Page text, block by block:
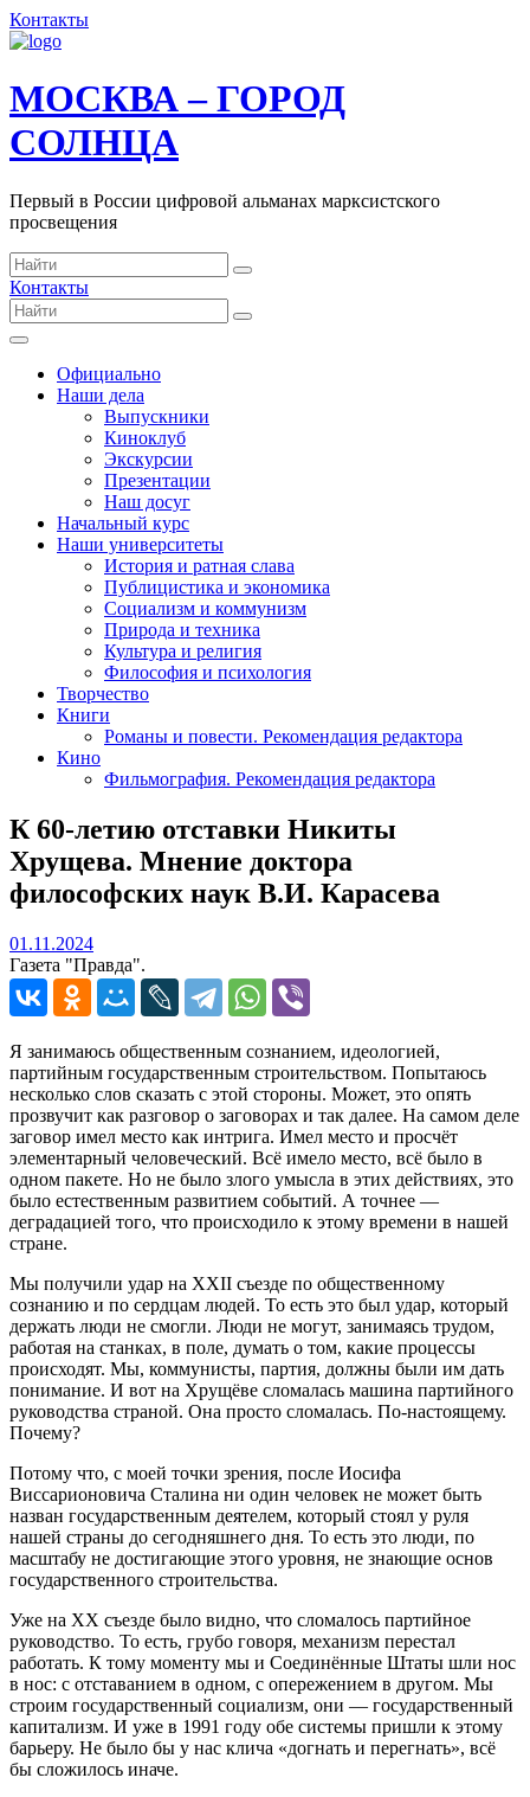
Контакты
МОСКВА – ГОРОД
СОЛНЦА
Первый в России цифровой альманах марксистского
просвещения
Контакты
Официально
Наши дела
Выпускники
Киноклуб
Экскурсии
Презентации
Наш досуг
Начальный курс
Наши университеты
История и ратная слава
Публицистика и экономика
Социализм и коммунизм
Природа и техника
Культура и религия
Философия и психология
Творчество
Книги
Романы и повести. Рекомендация редактора
Кино
Фильмография. Рекомендация редактора
К 60-летию отставки Никиты
Хрущева. Мнение доктора
философских наук В.И. Карасева
01.11.202401.11.2024
Газета "Правда".
Я занимаюсь общественным сознанием, идеологией,
партийным государственным строительством. Попытаюсь
несколько слов сказать с этой стороны. Может, это опять
прозвучит как разговор о заговорах и так далее. На самом деле
заговор имел место как интрига. Имел место и просчёт
элементарный человеческий. Всё имело место, всё было в
одном пакете. Но не было злого умысла в этих действиях, это
было естественным развитием событий. А точнее —
деградацией того, что происходило к этому времени в нашей
стране.
Мы получили удар на ХХII съезде по общественному
сознанию и по сердцам людей. То есть это был удар, который
держать люди не смогли. Люди не могут, занимаясь трудом,
работая на станках, в поле, думать о том, какие процессы
происходят. Мы, коммунисты, партия, должны были им дать
понимание. И вот на Хрущёве сломалась машина партийного
руководства страной. Она просто сломалась. По-настоящему.
Почему?
Потому что, с моей точки зрения, после Иосифа
Виссарионовича Сталина ни один человек не может быть
назван государственным деятелем, который стоял у руля
нашей страны до сегодняшнего дня. То есть это люди, по
масштабу не достигающие этого уровня, не знающие основ
государственного строительства.
Уже на ХХ съезде было видно, что сломалось партийное
руководство. То есть, грубо говоря, механизм перестал
работать. К тому моменту мы и Соединённые Штаты шли нос
в нос: с отставанием в одном, с опережением в другом. Мы
строим государственный социализм, они — государственный
капитализм. И уже в 1991 году обе системы пришли к этому
барьеру. Не было бы у нас клича «догнать и перегнать», всё
бы сложилось иначе.